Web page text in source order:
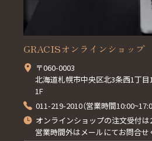
GRACISオンラインショップ
〒060-0003
北海道札幌市中央区北3条西1丁
1F
011-219-2010（営業時間
オンラインショップの注文受付は
営業時間外はメールにてお問合せ